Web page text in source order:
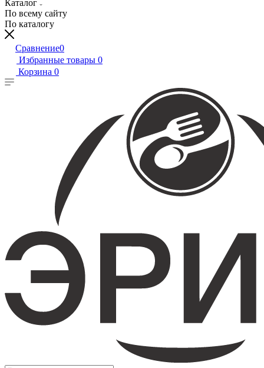
Каталог
По всему сайту
По каталогу
Сравнение0
Избранные товары 0
Корзина 0